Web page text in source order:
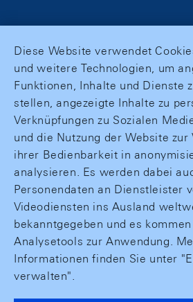
Diese Website verwendet
und weitere Technologien, um
Funktionen, Inhalte und Dienste
stellen, angezeigte Inhalte zu
Verknüpfungen zu Sozialen
und die Nutzung der Website zur
ihrer Bedienbarkeit in
analysieren. Es werden dabei
Personendaten an Dienstleister
Videodiensten ins Ausland
bekanntgegeben und es
Analysetools zur Anwendung.
Informationen finden Sie unter
verwalten".